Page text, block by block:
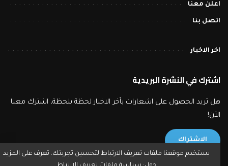
اعلن معنا
اتصل بنا
اخر الاخبار
اشترك في النشرة البريدية
هل تريد الحصول على اشعارات بآخر الاخبار لحظة بلحظة، اشترك معنا
الآن!
الاشتراك
يستخدم موقعنا ملفات تعريف الارتباط لتحسين تجربتك. تعرف على المزيد